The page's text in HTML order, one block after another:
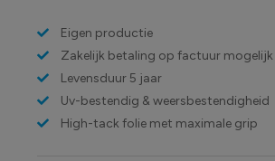
Eigen productie
Zakelijk betaling op factuur mogelijk
Levensduur 5 jaar
Uv-bestendig & weersbestendigheid
High-tack folie met maximale grip